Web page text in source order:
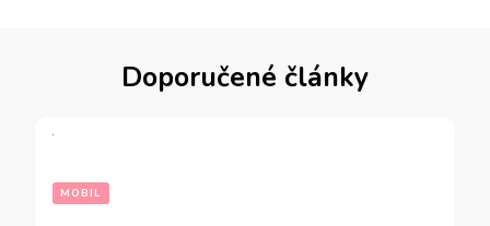
Doporučené články
MOBIL